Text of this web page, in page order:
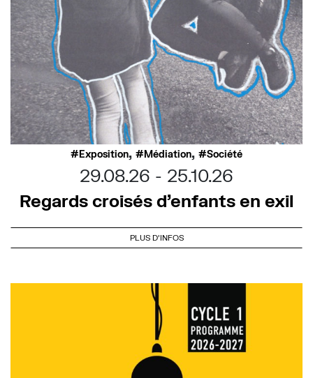
Exposition, Médiation, Société
29.08.26
25.10.26
Regards croisés d’enfants en exil
PLUS D'INFOS